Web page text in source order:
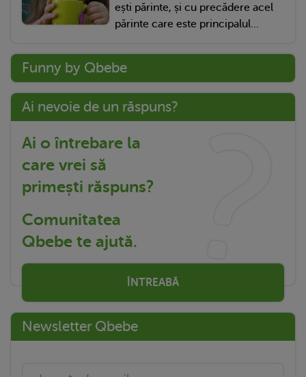
ești părinte, și cu precădere acel
părinte care este principalul...
Funny by Qbebe
Ai nevoie de un răspuns?
Ai o întrebare la
care vrei să
primești răspuns?
Comunitatea
Qbebe te ajută.
ÎNTREABĂ
Newsletter Qbebe